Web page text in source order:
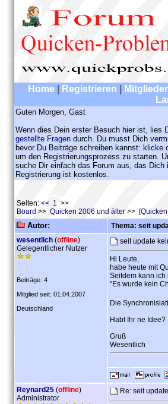
Home Registrieren
Guten Morgen, Gast
Wenn dies Dein erster Besuch hier ist, lies
gestellte Fragen durch. Du musst Dich
bevor Du Beiträge schreiben kannst: klicke
um den Registrierungsprozess zu starten.
suche Dir einfach das Forum aus, das Dich
Registrierung ist kostenlos.
Seiten: << 1 >>
Board >> Quicken 2006 und älter >>
Autor:
Thema: seit
wesentlich (offline)
Gelegentlicher Nutzer
Beiträge: 4
Mitglied seit: 01.04.2007
Deutschland
seit update
Hi Leute,
habe heute mit
Seitdem kann ich
"Es wurde kein
Die
Habt Ihr ne Idee?
Gruß
Wesentlich
Reynard25 (offline)
Administrator
Re: seit